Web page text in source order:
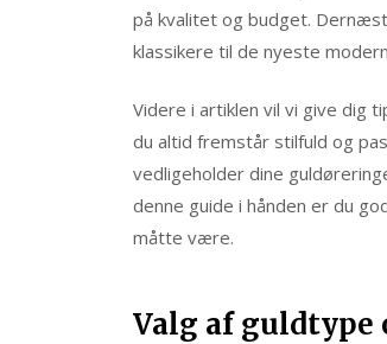
på kvalitet og budget.
klassikere til de nyeste
Videre i artiklen vil vi give dig
du altid fremstår stilfuld og
vedligeholder dine
denne guide i hånden er du
måtte være.
Valg af guldtype